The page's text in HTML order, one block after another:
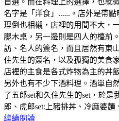
名字是「洋食」......。店外是帶
理倒也相櫬，店裡的用間不大，
腿木桌，另一邊則是四人的檯前
訪、名人的簽名，而且居然有東
住先生的簽名，以及孤獨的美食
店裡的主食是各式炸物為主的丼
另外也有不少下酒料理。酒單自
了五郎set和久住先生的set，於是
郎、虎郎set:上豬排丼、冷麻婆麵
繼續閱讀